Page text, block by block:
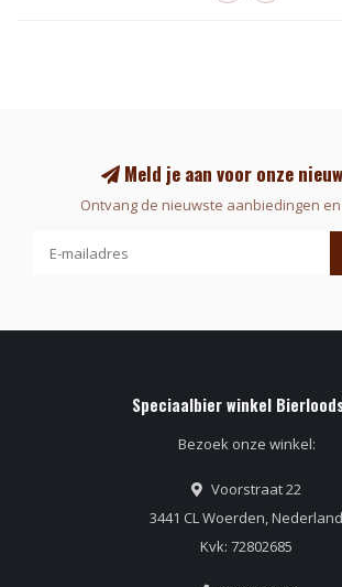
Meld je aan voor onze
Ontvang de nieuwste aanbiedingen
Speciaalbier winkel
Bezoek onze winkel:
Voorstraat 22
3441 CL Woerden, Nederland
Kvk: 72802685